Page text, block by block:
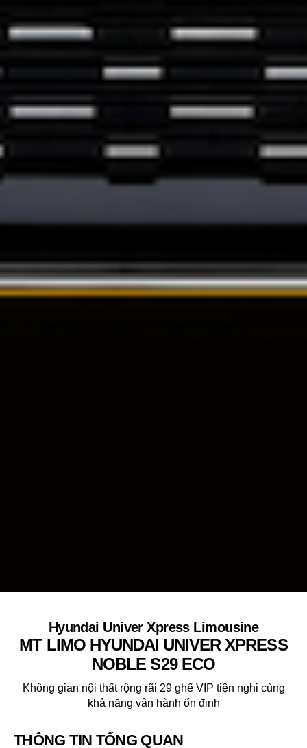
Hyundai Univer Xpress Limousine
MT LIMO HYUNDAI UNIVER XPRESS
NOBLE S29 ECO
Không gian nội thất rộng rãi 29 ghế VIP tiện nghi cùng
khả năng vận hành ổn định
THÔNG TIN TỔNG QUAN